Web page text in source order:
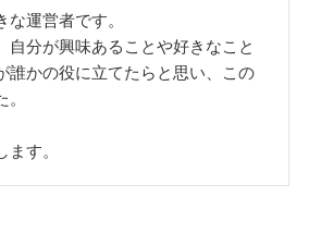
な運営者です。
自分が興味あることや好きなこと
誰かの役に立てたらと思い、この
す。